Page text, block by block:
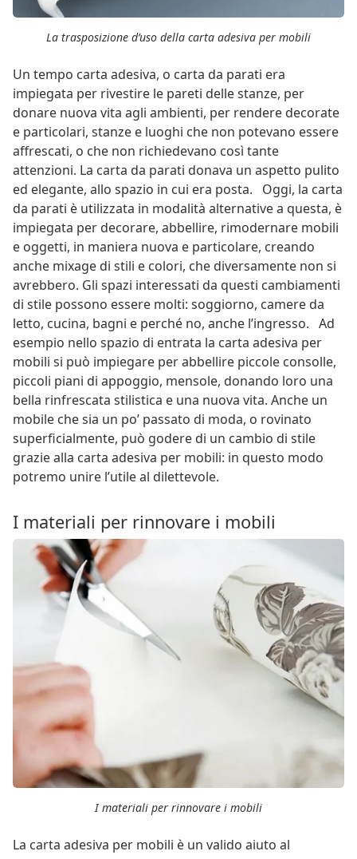
La trasposizione d’uso della carta adesiva per mobili
Un tempo carta adesiva, o carta da parati era
impiegata per rivestire le pareti delle stanze, per
donare nuova vita agli ambienti, per rendere decorate
e particolari, stanze e luoghi che non potevano essere
affrescati, o che non richiedevano così tante
attenzioni. La carta da parati donava un aspetto pulito
ed elegante, allo spazio in cui era posta. Oggi, la carta
da parati è utilizzata in modalità alternative a questa, è
impiegata per decorare, abbellire, rimodernare mobili
e oggetti, in maniera nuova e particolare, creando
anche mixage di stili e colori, che diversamente non si
avrebbero. Gli spazi interessati da questi cambiamenti
di stile possono essere molti: soggiorno, camere da
letto, cucina, bagni e perché no, anche l’ingresso. Ad
esempio nello spazio di entrata la carta adesiva per
mobili si può impiegare per abbellire piccole consolle,
piccoli piani di appoggio, mensole, donando loro una
bella rinfrescata stilistica e una nuova vita. Anche un
mobile che sia un po’ passato di moda, o rovinato
superficialmente, può godere di un cambio di stile
grazie alla carta adesiva per mobili: in questo modo
potremo unire l’utile al dilettevole.
I materiali per rinnovare i mobili
I materiali per rinnovare i mobili
La carta adesiva per mobili è un valido aiuto al